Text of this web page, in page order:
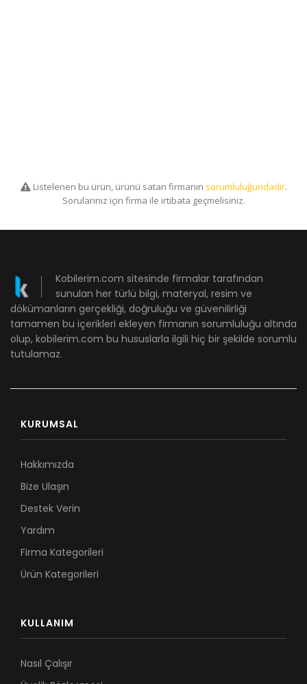
Listelenen bu ürün, ürünü satan firmanın sorumluluğundadır.
Sorularınız için firma ile irtibata geçmelisiniz.
Kobilerim.com sitesinde firmalar tarafından
sunulan her türlü bilgi, materyal, resim ve
dökümanların gerçekliği, doğruluğu ve güvenilirliği
tamamen bu içerikleri ekleyen firmanın sorumluluğu altında
olup, kobilerim.com bu hususlarla ilgili hiç bir şekilde sorumlu
tutulamaz.
KURUMSAL
Hakkımızda
Bize Ulaşın
Destek Verin
Yardım
Firma Kategorileri
Ürün Kategorileri
KULLANIM
Nasıl Çalışır